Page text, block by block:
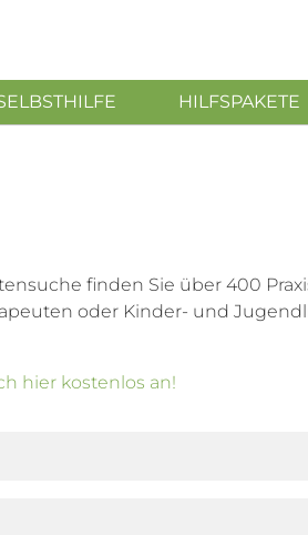
HILFSPAKETE
finden Sie über 400
oder Kinder- und
hier kostenlos an!